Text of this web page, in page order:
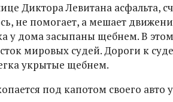
Диктора Левитана асфальта,
не помогает, а мешает
у дома засыпаны щебнем. В
мировых судей. Дороги к
укрытые щебнем.
под капотом своего